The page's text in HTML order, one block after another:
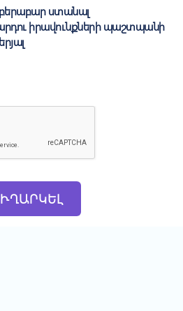
ստանալ
իրավունքների պաշտպանի